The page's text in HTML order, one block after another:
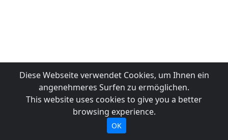
Diese Webseite verwendet Cookies, um Ihnen ein
angenehmeres Surfen zu ermöglichen.
This website uses cookies to give you a better
browsing experience.
OK